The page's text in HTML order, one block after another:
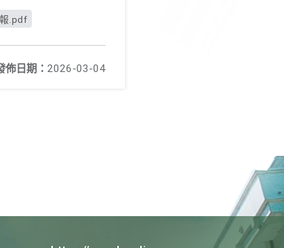
.pdf
佈日期： 2026-03-04